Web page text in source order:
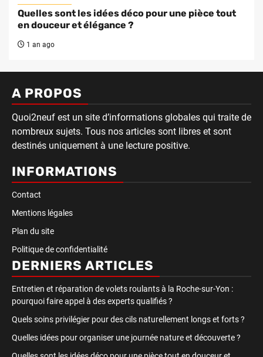
Quelles sont les idées déco pour une pièce tout
en douceur et élégance ?
1 an ago
A PROPOS
Quoi2neuf est un site d’informations globales qui traite de
nombreux sujets. Tous nos articles sont libres et sont
destinés uniquement à une lecture positive.
INFORMATIONS
Contact
Mentions légales
Plan du site
Politique de confidentialité
DERNIERS ARTICLES
Entretien et réparation de volets roulants à la Roche-sur-Yon :
pourquoi faire appel à des experts qualifiés ?
Quels soins privilégier pour des cils naturellement longs et forts ?
Quelles idées pour organiser une journée nature et découverte ?